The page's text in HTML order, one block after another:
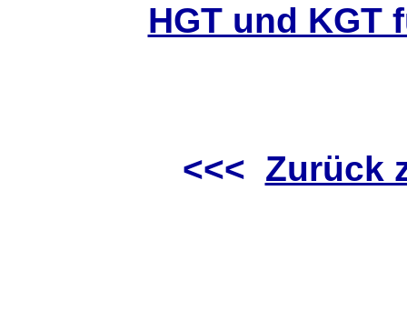
HGT und KGT
<<< Zurück